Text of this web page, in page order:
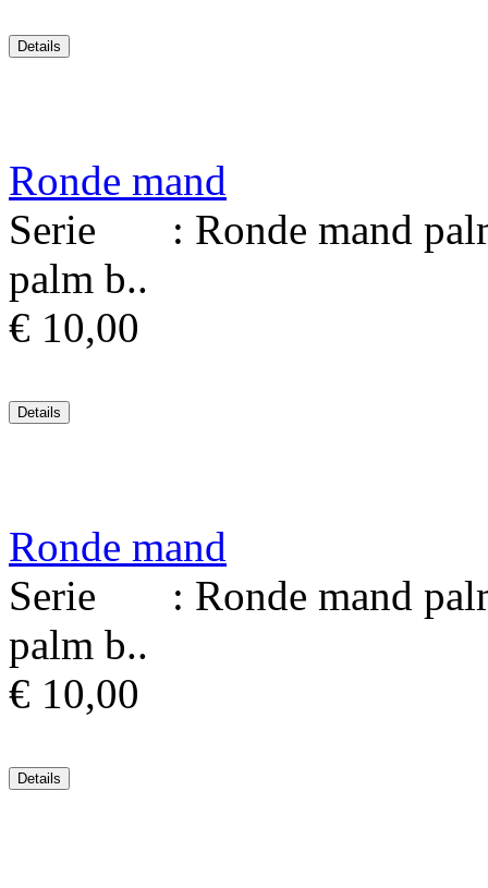
Ronde mand
Serie : Ronde mand
palm b..
€ 10,00
Ronde mand
Serie : Ronde mand
palm b..
€ 10,00